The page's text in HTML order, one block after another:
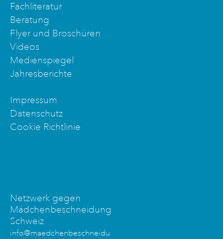
Fachliteratur
Beratung
Flyer und Broschüren
Videos
Medienspiegel
Jahresberichte
Impressum
Datenschutz
Cookie Richtlinie
Netzwerk gegen
Mädchenbeschneidung
Schweiz
info@maedchenbeschneidu